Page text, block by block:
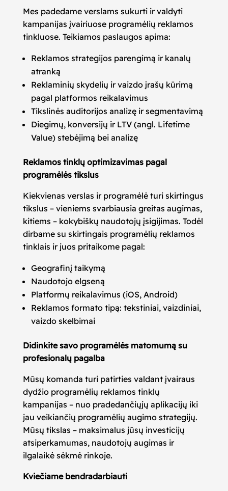
Mes padedame verslams sukurti ir valdyti
kampanijas įvairiuose programėlių reklamos
tinkluose. Teikiamos paslaugos apima:
Reklamos strategijos parengimą ir kanalų
atranką
Reklaminių skydelių ir vaizdo įrašų kūrimą
pagal platformos reikalavimus
Tikslinės auditorijos analizę ir segmentavimą
Diegimų, konversijų ir LTV (angl. Lifetime
Value) stebėjimą bei analizę
Reklamos tinklų optimizavimas pagal
programėlės tikslus
Kiekvienas verslas ir programėlė turi skirtingus
tikslus – vieniems svarbiausia greitas augimas,
kitiems – kokybiškų naudotojų įsigijimas. Todėl
dirbame su skirtingais programėlių reklamos
tinklais ir juos pritaikome pagal:
Geografinį taikymą
Naudotojo elgseną
Platformų reikalavimus (iOS, Android)
Reklamos formato tipą: tekstiniai, vaizdiniai,
vaizdo skelbimai
Didinkite savo programėlės matomumą su
profesionalų pagalba
Mūsų komanda turi patirties valdant įvairaus
dydžio programėlių reklamos tinklų
kampanijas – nuo pradedančiųjų aplikacijų iki
jau veikiančių programėlių augimo strategijų.
Mūsų tikslas – maksimalus jūsų investicijų
atsiperkamumas, naudotojų augimas ir
ilgalaikė sėkmė rinkoje.
Kviečiame bendradarbiauti